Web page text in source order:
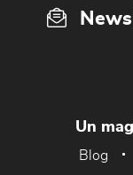
Un
Blog